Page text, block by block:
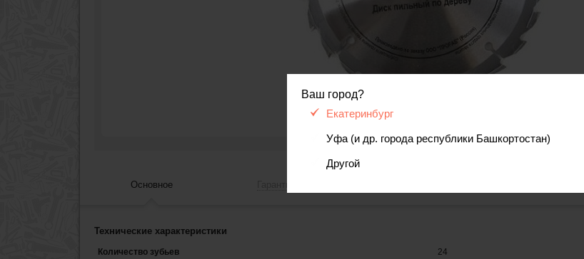
Ваш город?
Екатеринбург
Уфа (и др. города республики Башкортостан)
Другой
Основное
Технические характеристики
Количество зубьев
24